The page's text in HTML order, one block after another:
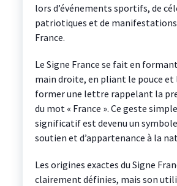
lors d’événements sportifs, de
patriotiques et de
France.
Le Signe France se fait en formant
main droite, en pliant le pouce et
former une lettre rappelant la
du mot « France ». Ce geste
significatif est devenu un
soutien et d’appartenance à la
Les origines exactes du Signe
clairement définies, mais son